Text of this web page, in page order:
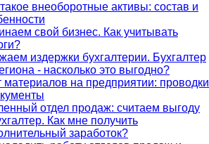
внеоборотные активы: состав и
свой бизнес. Как учитывать
издержки бухгалтерии. Бухгалтер
- насколько это выгодно?
материалов на предприятии: проводки
отдел продаж: считаем выгоду
Как мне получить
заработок?